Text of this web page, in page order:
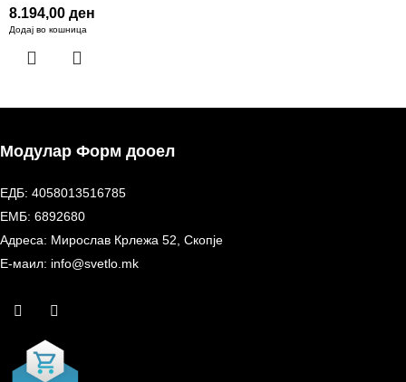
8.194,00 ден
Додај во кошница
Модулар Форм дооел
ЕДБ: 4058013516785
ЕМБ: 6892680
Адреса: Мирослав Крлежа 52, Скопје
Е-маил: info@svetlo.mk